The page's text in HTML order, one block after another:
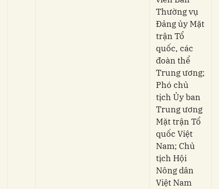
Thường vụ
Đảng ủy Mặt
trận Tổ
quốc, các
đoàn thể
Trung ương;
Phó chủ
tịch Ủy ban
Trung ương
Mặt trận Tổ
quốc Việt
Nam; Chủ
tịch Hội
Nông dân
Việt Nam